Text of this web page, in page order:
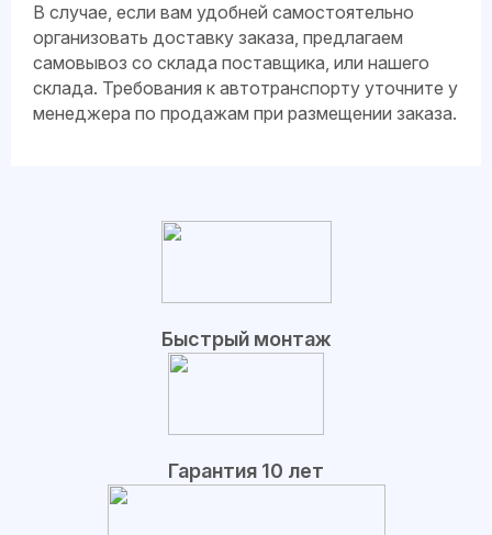
В случае, если вам удобней самостоятельно
организовать доставку заказа, предлагаем
самовывоз со склада поставщика, или нашего
склада. Требования к автотранспорту уточните у
менеджера по продажам при размещении заказа.
Быстрый монтаж
Гарантия 10 лет